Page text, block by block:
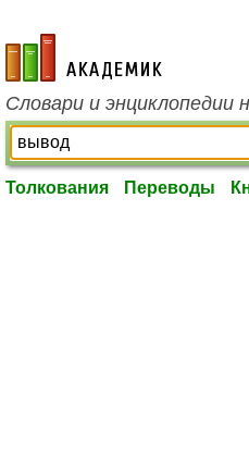
academic.ru
Словари и энциклопедии
Толкования Переводы